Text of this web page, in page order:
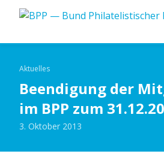
Aktuelles
Beendigung der
im BPP zum
3. Oktober 2013